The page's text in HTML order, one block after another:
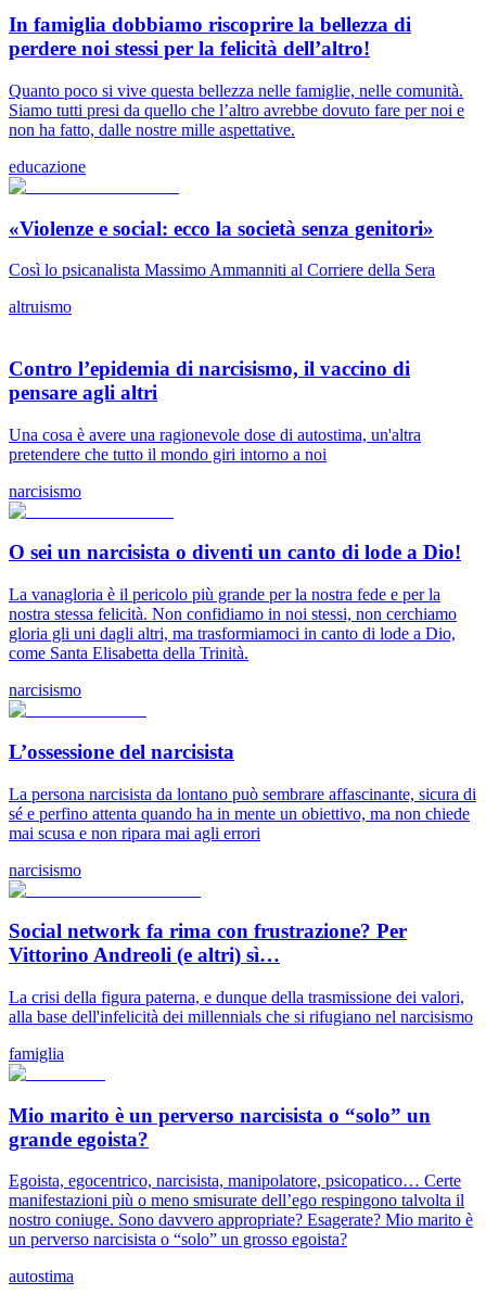
In famiglia dobbiamo riscoprire la bellezza di
perdere noi stessi per la felicità dell’altro!
Quanto poco si vive questa bellezza nelle famiglie, nelle comunità.
Siamo tutti presi da quello che l’altro avrebbe dovuto fare per noi e
non ha fatto, dalle nostre mille aspettative.
educazione
«Violenze e social: ecco la società senza genitori»
Così lo psicanalista Massimo Ammanniti al Corriere della Sera
altruismo
Contro l’epidemia di narcisismo, il vaccino di
pensare agli altri
Una cosa è avere una ragionevole dose di autostima, un'altra
pretendere che tutto il mondo giri intorno a noi
narcisismo
O sei un narcisista o diventi un canto di lode a Dio!
La vanagloria è il pericolo più grande per la nostra fede e per la
nostra stessa felicità. Non confidiamo in noi stessi, non cerchiamo
gloria gli uni dagli altri, ma trasformiamoci in canto di lode a Dio,
come Santa Elisabetta della Trinità.
narcisismo
L’ossessione del narcisista
La persona narcisista da lontano può sembrare affascinante, sicura di
sé e perfino attenta quando ha in mente un obiettivo, ma non chiede
mai scusa e non ripara mai agli errori
narcisismo
Social network fa rima con frustrazione? Per
Vittorino Andreoli (e altri) sì…
La crisi della figura paterna, e dunque della trasmissione dei valori,
alla base dell'infelicità dei millennials che si rifugiano nel narcisismo
famiglia
Mio marito è un perverso narcisista o “solo” un
grande egoista?
Egoista, egocentrico, narcisista, manipolatore, psicopatico… Certe
manifestazioni più o meno smisurate dell’ego respingono talvolta il
nostro coniuge. Sono davvero appropriate? Esagerate? Mio marito è
un perverso narcisista o “solo” un grosso egoista?
autostima